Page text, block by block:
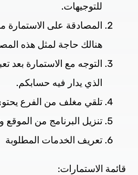
للتوجيهات.
المصادقة على
هنالك حاجة لمثل هذه
التوجه مع الاستمارة بعد
الذي يدار فيه حسابكم.
تلقي مغلف من الفرع
تنزيل البرنامج من الموقع
تعريف الخدمات المطلوبة
قائمة الاستمارات: